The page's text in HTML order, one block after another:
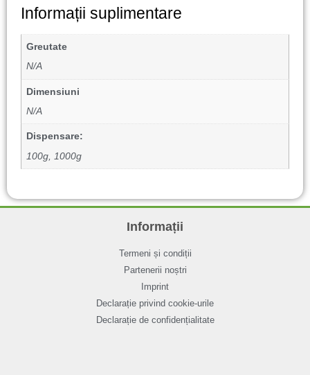
Informații suplimentare
Greutate
N/A
Dimensiuni
N/A
Dispensare:
100g, 1000g
Informații
Termeni și condiții
Partenerii noștri
Imprint
Declarație privind cookie-urile
Declarație de confidențialitate